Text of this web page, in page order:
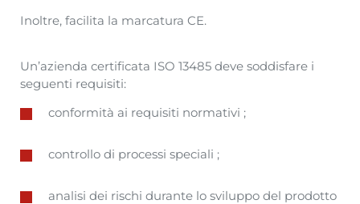
Inoltre, facilita la marcatura CE.
Un’azienda certificata ISO 13485 deve soddisfare i
seguenti requisiti:
conformità ai requisiti normativi ;
controllo di processi speciali ;
analisi dei rischi durante lo sviluppo del prodotto